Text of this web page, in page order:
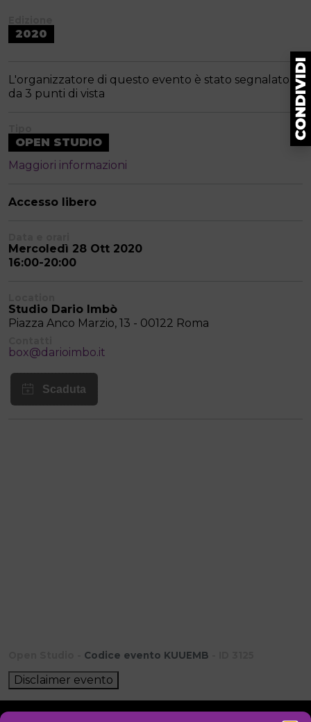
2020
L'organizzatore di questo evento è stato segnalato
da 3 punti di vista
OPEN STUDIO
Maggiori informazioni
Accesso libero
Mercoledì 28 Ott 2020
16:00-20:00
Studio Dario Imbò
Piazza Anco Marzio, 13 - 00122 Roma
box@darioimbo.it
Codice evento KUUEMB
Disclaimer evento